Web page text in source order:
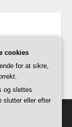
and
cookies
for at sikre,
og slettes
slutter eller efter